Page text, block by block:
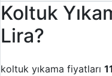
Koltuk
Lira?
koltuk yıkama fiyatları